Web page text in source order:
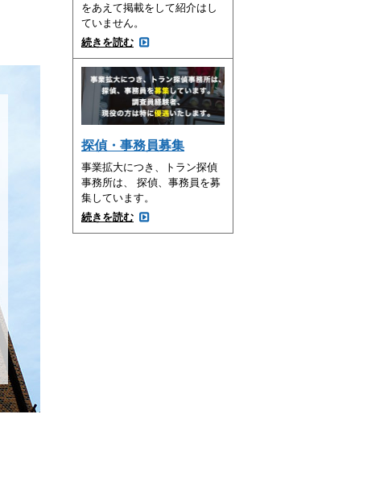
をあえて掲載をして紹介はし
ていません。
続きを読む
探偵・事務員募集
事業拡大につき、トラン探偵
事務所は、 探偵、事務員を募
集しています。
続きを読む